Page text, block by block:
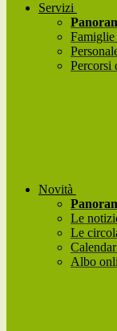
Servizi
Famiglie
Percorsi
Novità
Le
Le
Albo